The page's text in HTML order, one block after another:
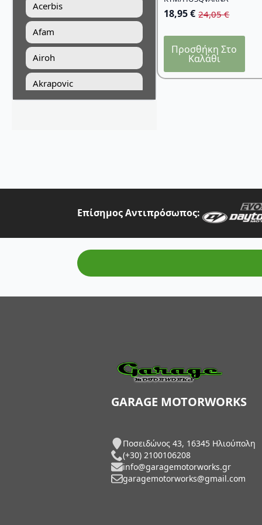
Acerbis
Afam
Airoh
Akrapovic
Art Moto
Auvray
AXP Racing
BMW Genuine Parts
24,05€
Original
was:
24,05 €.
18,95€
Η
τιμή
είναι:
18,95 €.
Προσθήκη Στο
Καλάθι
Επίσημος Αντιπρόσωπος:
GARAGE MOTORWORKS
Ποσειδώνος 43, 16345 Ηλιούπολη
(+30) 2100106208
info@garagemotorworks.gr
garagemotorworks@gmail.com